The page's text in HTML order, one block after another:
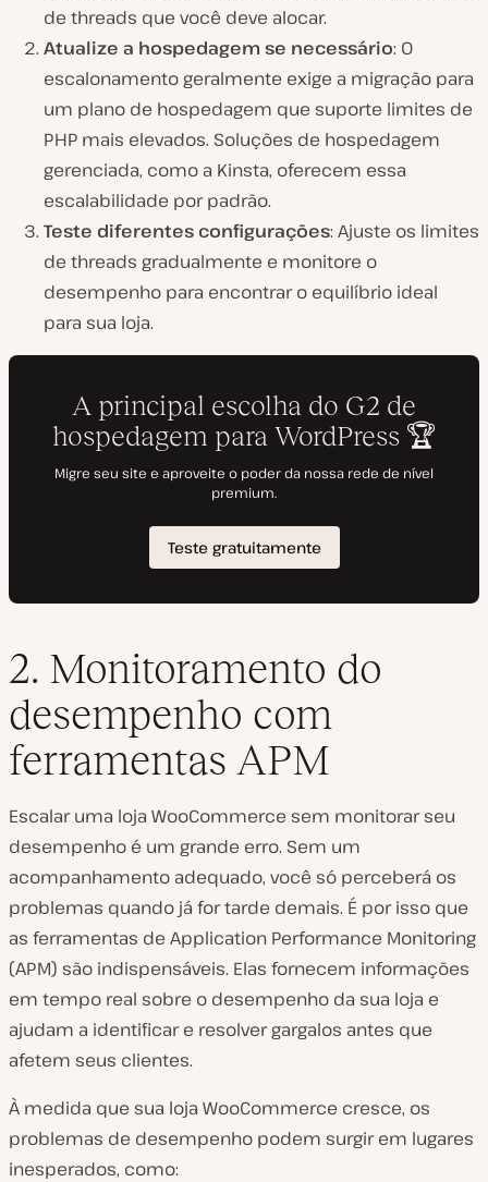
de threads que você deve alocar.
Atualize a hospedagem se necessário: O
escalonamento geralmente exige a migração para
um plano de hospedagem que suporte limites de
PHP mais elevados. Soluções de hospedagem
gerenciada, como a Kinsta, oferecem essa
escalabilidade por padrão.
Teste diferentes configurações: Ajuste os limites
de threads gradualmente e monitore o
desempenho para encontrar o equilíbrio ideal
para sua loja.
2. Monitoramento do
desempenho com
ferramentas APM
Escalar uma loja WooCommerce sem monitorar seu
desempenho é um grande erro. Sem um
acompanhamento adequado, você só perceberá os
problemas quando já for tarde demais. É por isso que
as ferramentas de Application Performance Monitoring
(APM) são indispensáveis. Elas fornecem informações
em tempo real sobre o desempenho da sua loja e
ajudam a identificar e resolver gargalos antes que
afetem seus clientes.
À medida que sua loja WooCommerce cresce, os
problemas de desempenho podem surgir em lugares
inesperados, como: